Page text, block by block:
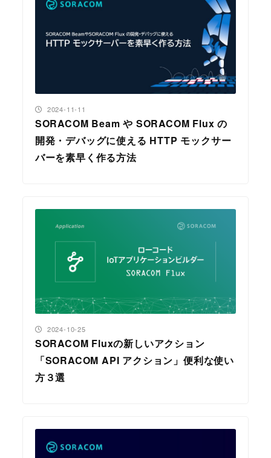
SORACOM Beam や SORACOM Flux の
開発・デバッグに使える HTTP モックサー
バーを素早く作る方法
投稿日
2024-11-11
SORACOM Fluxの新しいアクション
「SORACOM API アクション」便利な使い
方３選
投稿日
2024-10-25